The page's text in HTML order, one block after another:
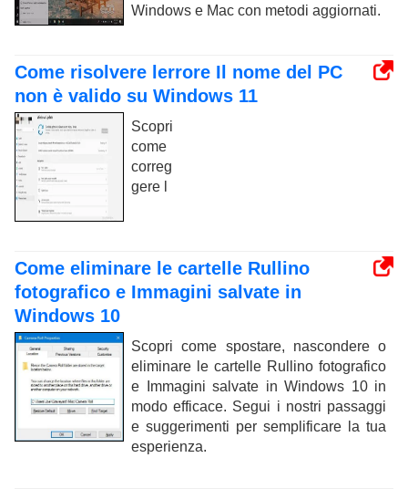
Windows e Mac con metodi aggiornati.
Come risolvere lerrore Il nome del PC
non è valido su Windows 11
Scopri
come
correg
gere l
Come eliminare le cartelle Rullino
fotografico e Immagini salvate in
Windows 10
Scopri come spostare, nascondere o
eliminare le cartelle Rullino fotografico
e Immagini salvate in Windows 10 in
modo efficace. Segui i nostri passaggi
e suggerimenti per semplificare la tua
esperienza.